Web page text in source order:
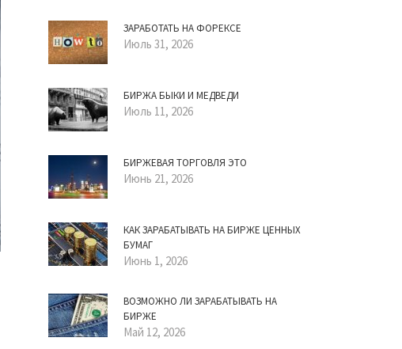
ЗАРАБОТАТЬ НА ФОРЕКСЕ
Июль 31, 2026
БИРЖА БЫКИ И МЕДВЕДИ
Июль 11, 2026
БИРЖЕВАЯ ТОРГОВЛЯ ЭТО
Июнь 21, 2026
КАК ЗАРАБАТЫВАТЬ НА БИРЖЕ ЦЕННЫХ
БУМАГ
Июнь 1, 2026
ВОЗМОЖНО ЛИ ЗАРАБАТЫВАТЬ НА
БИРЖЕ
Май 12, 2026